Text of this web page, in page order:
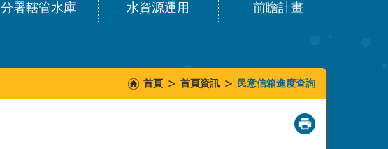
分署轄管水庫 水資源運用 前瞻計畫
首頁 首頁資訊 民意信箱進度查詢
_